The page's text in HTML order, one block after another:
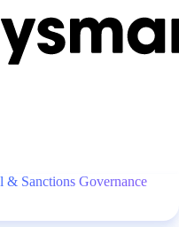
Sanctions Governance